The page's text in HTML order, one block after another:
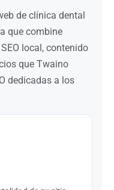
de clínica dental
que combine
local, contenido
que Twaino
dedicadas a los